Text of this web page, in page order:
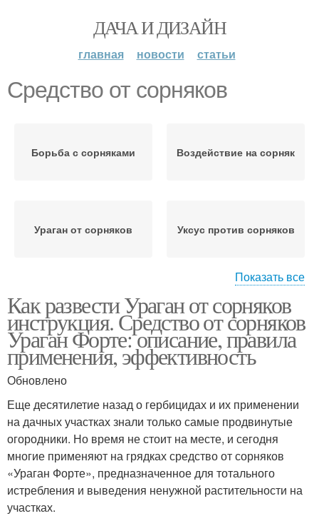
ДАЧА И ДИЗАЙН
главная новости статьи
Средство от сорняков
Борьба с сорняками Воздействие на сорняк
Ураган от сорняков Уксус против сорняков
Сорняк до корней Кислота от сорняков
Уксус от сорняков
Соль от сорняков Народные средства
Показать все
Как развести Ураган от сорняков
инструкция. Средство от сорняков
Ураган Форте: описание, правила
применения, эффективность
Обновлено
Еще десятилетие назад о гербицидах и их применении
на дачных участках знали только самые продвинутые
огородники. Но время не стоит на месте, и сегодня
многие применяют на грядках средство от сорняков
«Ураган Форте», предназначенное для тотального
истребления и выведения ненужной растительности на
участках.